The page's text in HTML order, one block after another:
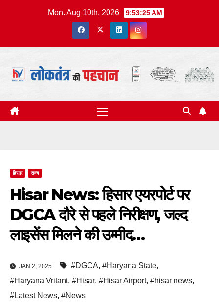
Mon. Aug 10th, 2026 9:53:26 AM
हिसार राज्य
Hisar News: हिसार एयरपोर्ट पर
DGCA दौरे से पहले निरीक्षण, जल्द
लाइसेंस मिलने की उम्मीद…
JAN 2, 2025 #DGCA, #Haryana State,
#Haryana Vritant, #Hisar, #Hisar Airport, #hisar news,
#Latest News, #News